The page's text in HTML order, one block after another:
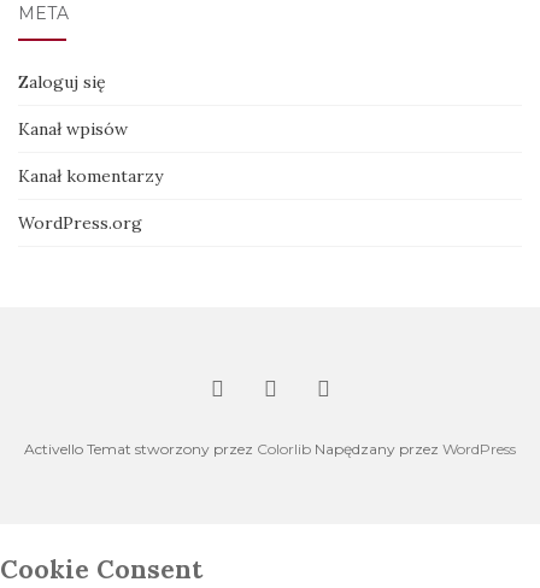
META
Zaloguj się
Kanał wpisów
Kanał komentarzy
WordPress.org
Activello Temat stworzony przez Colorlib Napędzany przez WordPress